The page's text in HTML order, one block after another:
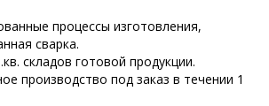
процессы изготовления,
сварка.
складов готовой продукции.
производство под заказ в течении 1